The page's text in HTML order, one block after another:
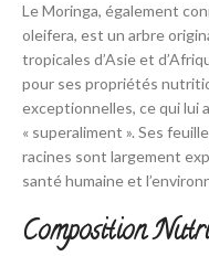
Le Moringa, également
oleifera, est un arbre
tropicales d’Asie et
pour ses propriétés
exceptionnelles, ce qui lui
« superaliment ». Ses
racines sont largement
santé humaine et
Composition